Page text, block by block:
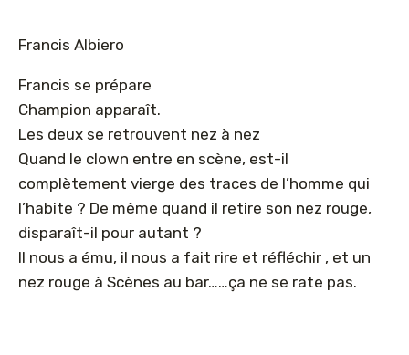
Francis Albiero
Francis se prépare
Champion apparaît.
Les deux se retrouvent nez à nez
Quand le clown entre en scène, est-il
complètement vierge des traces de l’homme qui
l’habite ? De même quand il retire son nez rouge,
disparaît-il pour autant ?
Il nous a ému, il nous a fait rire et réfléchir , et un
nez rouge à Scènes au bar……ça ne se rate pas.